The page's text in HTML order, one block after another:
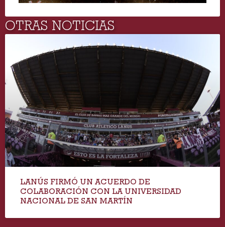
OTRAS NOTICIAS
LANÚS FIRMÓ UN ACUERDO DE
COLABORACIÓN CON LA UNIVERSIDAD
NACIONAL DE SAN MARTÍN